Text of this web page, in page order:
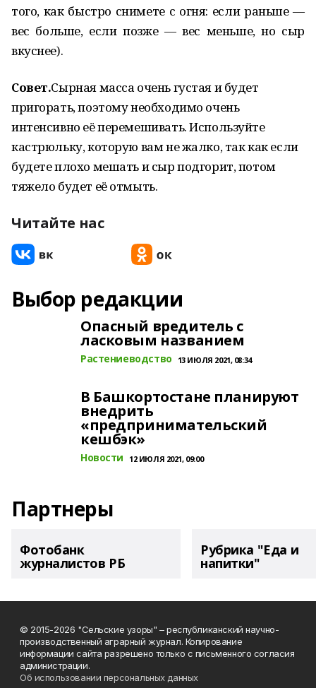
того, как быстро снимете с огня: если раньше —
вес больше, если позже — вес меньше, но сыр
вкуснее).
Совет.Сырная масса очень густая и будет
пригорать, поэтому необходимо очень
интенсивно её перемешивать. Используйте
кастрюльку, которую вам не жалко, так как если
будете плохо мешать и сыр подгорит, потом
тяжело будет её отмыть.
Читайте нас
Выбор редакции
Опасный вредитель с
ласковым названием
Растениеводство 13 ИЮЛЯ 2021, 08:34
В Башкортостане планируют
внедрить
«предпринимательский
кешбэк»
Новости 12 ИЮЛЯ 2021, 09:00
Партнеры
Фотобанк
журналистов РБ
Рубрика "Еда и
напитки"
© 2015-2026 "Сельские узоры" – республиканский научно-
производственный аграрный журнал. Копирование
информации сайта разрешено только с письменного согласия
администрации.
Об использовании персональных данных